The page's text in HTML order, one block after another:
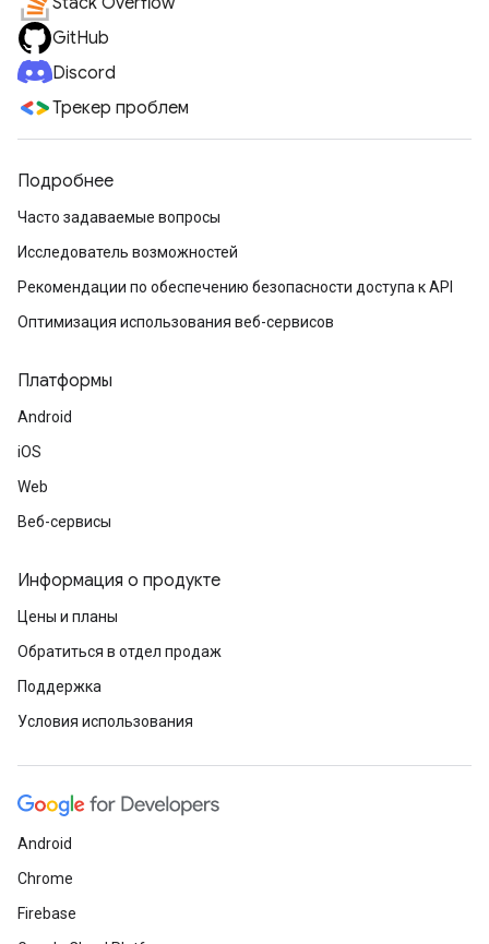
GitHub
Discord
Трекер проблем
Подробнее
Часто задаваемые вопросы
Исследователь возможностей
Рекомендации по обеспечению безопасности доступа к API
Оптимизация использования веб-сервисов
Платформы
Android
iOS
Web
Веб-сервисы
Информация о продукте
Цены и планы
Обратиться в отдел продаж
Поддержка
Условия использования
Android
Chrome
Firebase